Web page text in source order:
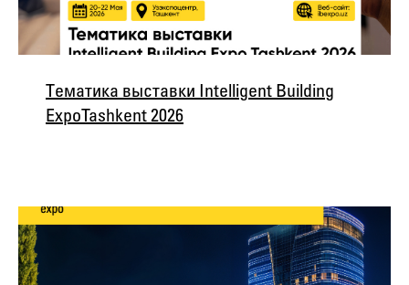
Тематика выставки Intelligent Building
Expo Tashkent 2026